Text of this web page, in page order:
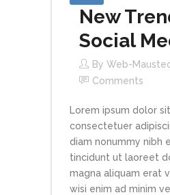
New
Social
By Web-
Comments
Lorem ipsum dolor
consectetuer
diam nonummy nibh
tincidunt ut laoreet
magna aliquam erat
wisi enim ad minim